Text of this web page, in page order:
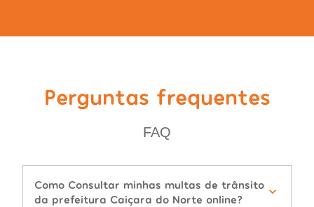
Perguntas frequentes
FAQ
Como Consultar minhas multas de trânsito
da prefeitura Caiçara do Norte online?